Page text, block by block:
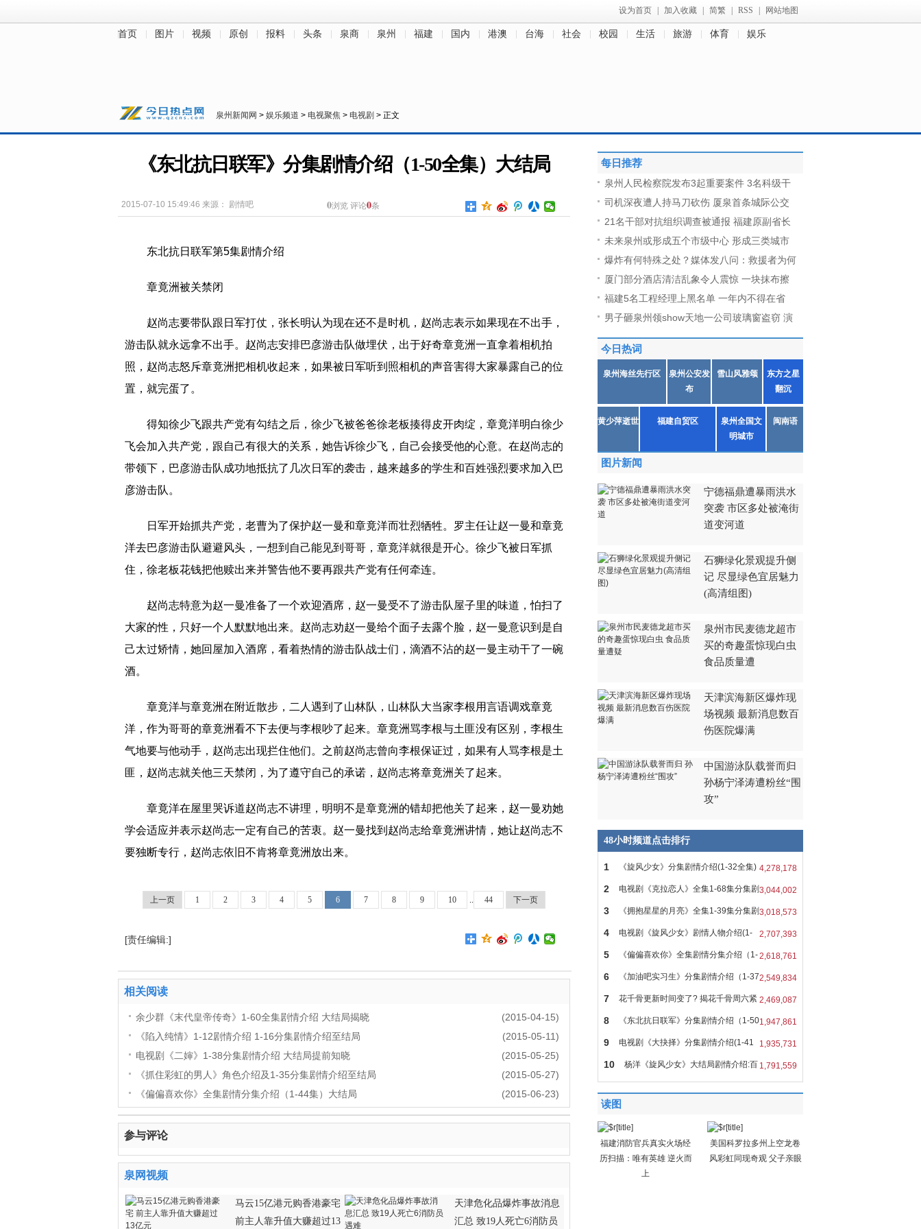
设为首页 加入收藏 简繁 RSS 网站地图
首页 图片 视频 原创 报料 头条 泉商 泉州 福建 国内 港澳 台海 社会 校园 生活 旅游 体育
娱乐
泉州新闻网 > 娱乐频道 > 电视聚焦 > 电视剧 > 正文
《东北抗日联军》分集剧情介绍（1-50全集）大结局
2015-07-10 15:49:46 来源： 剧情吧 0浏览 评论0条
东北抗日联军第5集剧情介绍
章竟洲被关禁闭
赵尚志要带队跟日军打仗，张长明认为现在还不是时机，赵尚志表示如果现在不出手，
游击队就永远拿不出手。赵尚志安排巴彦游击队做埋伏，出于好奇章竟洲一直拿着相机拍
照，赵尚志怒斥章竟洲把相机收起来，如果被日军听到照相机的声音害得大家暴露自己的位
置，就完蛋了。
得知徐少飞跟共产党有勾结之后，徐少飞被爸爸徐老板揍得皮开肉绽，章竟洋明白徐少
飞会加入共产党，跟自己有很大的关系，她告诉徐少飞，自己会接受他的心意。在赵尚志的
带领下，巴彦游击队成功地抵抗了几次日军的袭击，越来越多的学生和百姓强烈要求加入巴
彦游击队。
日军开始抓共产党，老曹为了保护赵一曼和章竟洋而壮烈牺牲。罗主任让赵一曼和章竟
洋去巴彦游击队避避风头，一想到自己能见到哥哥，章竟洋就很是开心。徐少飞被日军抓
住，徐老板花钱把他赎出来并警告他不要再跟共产党有任何牵连。
赵尚志特意为赵一曼准备了一个欢迎酒席，赵一曼受不了游击队屋子里的味道，怕扫了
大家的性，只好一个人默默地出来。赵尚志劝赵一曼给个面子去露个脸，赵一曼意识到是自
己太过矫情，她回屋加入酒席，看着热情的游击队战士们，滴酒不沾的赵一曼主动干了一碗
酒。
章竟洋与章竟洲在附近散步，二人遇到了山林队，山林队大当家李根用言语调戏章竟
洋，作为哥哥的章竟洲看不下去便与李根吵了起来。章竟洲骂李根与土匪没有区别，李根生
气地要与他动手，赵尚志出现拦住他们。之前赵尚志曾向李根保证过，如果有人骂李根是土
匪，赵尚志就关他三天禁闭，为了遵守自己的承诺，赵尚志将章竟洲关了起来。
章竟洋在屋里哭诉道赵尚志不讲理，明明不是章竟洲的错却把他关了起来，赵一曼劝她
学会适应并表示赵尚志一定有自己的苦衷。赵一曼找到赵尚志给章竟洲讲情，她让赵尚志不
要独断专行，赵尚志依旧不肯将章竟洲放出来。
上一页 1 2 3 4 5 6 7 8 9 10 .. 44 下一页
[责任编辑:]
相关阅读
(2015-04-15)
余少群《末代皇帝传奇》1-60全集剧情介绍 大结局揭晓
(2015-05-11)
《陷入纯情》1-12剧情介绍 1-16分集剧情介绍至结局
(2015-05-25)
电视剧《二婶》1-38分集剧情介绍 大结局提前知晓
(2015-05-27)
《抓住彩虹的男人》角色介绍及1-35分集剧情介绍至结局
(2015-06-23)
《偏偏喜欢你》全集剧情分集介绍（1-44集）大结局
参与评论
泉网视频
马云15亿港元购香港豪宅
前主人靠升值大赚超过13
天津危化品爆炸事故消息
汇总 致19人死亡6消防员
每日推荐
泉州人民检察院发布3起重要案件 3名科级干
司机深夜遭人持马刀砍伤 厦泉首条城际公交
21名干部对抗组织调查被通报 福建原副省长
未来泉州或形成五个市级中心 形成三类城市
爆炸有何特殊之处？媒体发八问：救援者为何
厦门部分酒店清洁乱象令人震惊 一块抹布擦
福建5名工程经理上黑名单 一年内不得在省
男子砸泉州领show天地一公司玻璃窗盗窃 演
今日热词
泉州海丝先行区
泉州公安发
布
雪山风雅颂
东方之星
翻沉
黄少萍逝世 福建自贸区
泉州全国文
明城市
闽南语
图片新闻
宁德福鼎遭暴雨洪水
突袭 市区多处被淹街
道变河道
石狮绿化景观提升侧
记 尽显绿色宜居魅力
(高清组图)
泉州市民麦德龙超市
买的奇趣蛋惊现白虫
食品质量遭
天津滨海新区爆炸现
场视频 最新消息数百
伤医院爆满
中国游泳队载誉而归
孙杨宁泽涛遭粉丝“围
攻”
48小时频道点击排行
4,278,178
1 《旋风少女》分集剧情介绍(1-32全集)
大 3,044,002
2 电视剧《克拉恋人》全集1-68集分集剧
情 3,018,573
3 《拥抱星星的月亮》全集1-39集分集剧
情 2,707,393
4 电视剧《旋风少女》剧情人物介绍(1-
30全 2,618,761
5 《偏偏喜欢你》全集剧情分集介绍（1-
44 2,549,834
6 《加油吧实习生》分集剧情介绍（1-37
全 2,469,087
7 花千骨更新时间变了? 揭花千骨周六紧
急 1,947,861
8 《东北抗日联军》分集剧情介绍（1-50
全 1,935,731
9 电视剧《大抉择》分集剧情介绍(1-41
全集 1,791,559
10 杨洋《旋风少女》大结局剧情介绍:百
草与
读图
福建消防官兵真实火场经
历扫描：唯有英雄 逆火而
上
美国科罗拉多州上空龙卷
风彩虹同现奇观 父子亲眼